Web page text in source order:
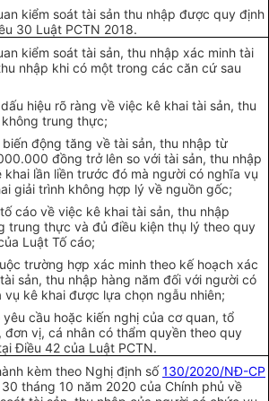
kiểm soát tài sản thu nhập được quy định
30 Luật PCTN 2018.
kiểm soát tài sản, thu nhập xác minh tài
nhập khi có một trong các căn cứ sau
dấu hiệu rõ ràng về việc kê khai tài sản, thu
không trung thực;
biến động tăng về tài sản, thu nhập từ
đồng trở lên so với tài sản, thu nhập
khai lần liền trước đó mà người có nghĩa vụ
giải trình không hợp lý về nguồn gốc;
cáo về việc kê khai tài sản, thu nhập
trung thực và đủ điều kiện thụ lý theo quy
Luật Tố cáo;
trường hợp xác minh theo kế hoạch xác
sản, thu nhập hàng năm đối với người có
vụ kê khai được lựa chọn ngẫu nhiên;
yêu cầu hoặc kiến nghị của cơ quan, tổ
đơn vị, cá nhân có thẩm quyền theo quy
Điều 42 của Luật PCTN.
kèm theo Nghị định số130/2020/NĐ-CP
tháng 10 năm 2020 của Chính phủ về